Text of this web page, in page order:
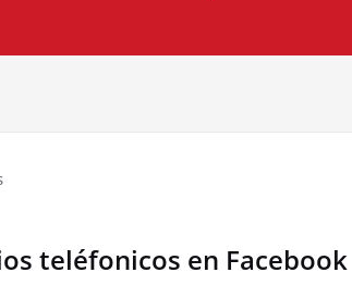
teléfonicos en Facebook